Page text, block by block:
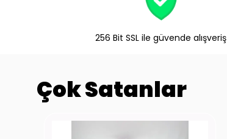
256 Bit SSL ile güvende alışveriş
Çok Satanlar